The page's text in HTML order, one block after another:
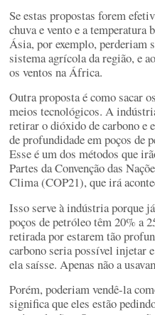
Se estas propostas forem
chuva e vento e a temperatura
Ásia, por exemplo, perderiam
sistema agrícola da região, e
os ventos na África.
Outra proposta é como sacar
meios tecnológicos. A
retirar o dióxido de carbono e
de profundidade em poços de
Esse é um dos métodos que
Partes da Convenção das
Clima (COP21), que irá
Isso serve à indústria porque
poços de petróleo têm 20% a
retirada por estarem tão
carbono seria possível injetar
ela saísse. Apenas não a
Porém, poderiam vendê-la
significa que eles estão